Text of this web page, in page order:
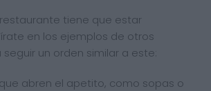
tiene que estar
en los ejemplos de otros
un orden similar a este:
abren el apetito, como sopas o